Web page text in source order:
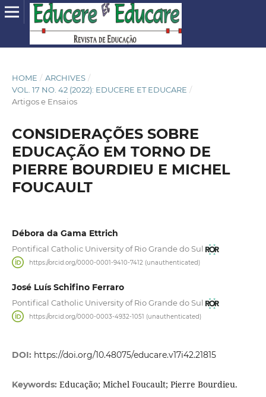
HOME / ARCHIVES /
VOL. 17 NO. 42 (2022): EDUCERE ET EDUCARE /
Artigos e Ensaios
CONSIDERAÇÕES SOBRE
EDUCAÇÃO EM TORNO DE
PIERRE BOURDIEU E MICHEL
FOUCAULT
Débora da Gama Ettrich
Pontifical Catholic University of Rio Grande do Sul
https://orcid.org/0000-0001-9410-7412 (unauthenticated)
José Luís Schifino Ferraro
Pontifical Catholic University of Rio Grande do Sul
https://orcid.org/0000-0003-4932-1051 (unauthenticated)
DOI: https://doi.org/10.48075/educare.v17i42.21815
Keywords: Educação; Michel Foucault; Pierre Bourdieu.